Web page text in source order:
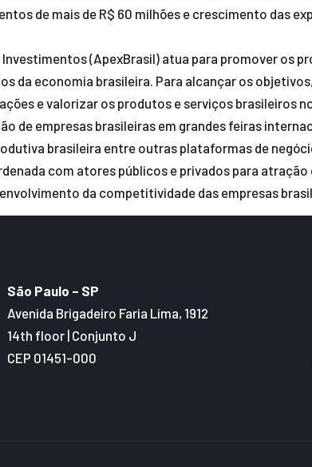
de mais de R$ 60 milhões e crescimento das
(ApexBrasil) atua para promover os
da economia brasileira. Para alcançar os
e valorizar os produtos e serviços brasileiros
de empresas brasileiras em grandes feiras
brasileira entre outras plataformas de
com atores públicos e privados para
da competitividade das empresas
São Paulo – SP
Avenida Brigadeiro Faria Lima, 1912
14th floor | Conjunto J
CEP 01451-000